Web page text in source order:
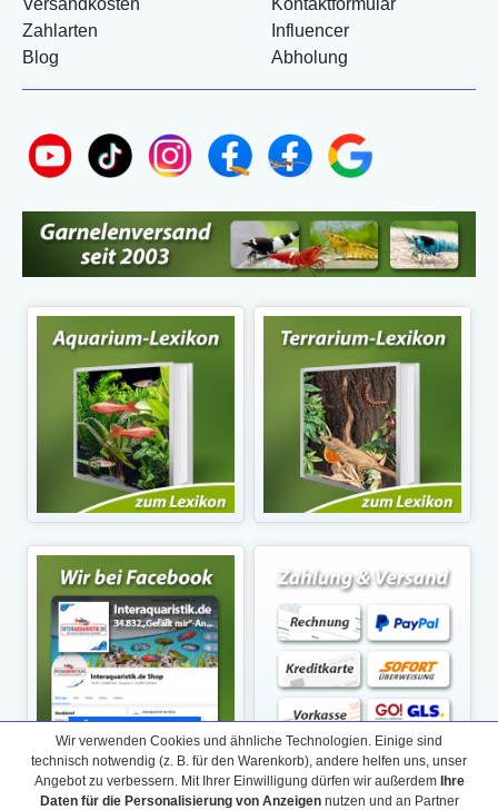
Zahlarten
Blog
Influencer
Abholung
Wir verwenden Cookies und ähnliche Technologien. Einige sind
technisch notwendig (z. B. für den Warenkorb), andere helfen uns, unser
Angebot zu verbessern. Mit Ihrer Einwilligung dürfen wir außerdem Ihre
Daten für die Personalisierung von Anzeigennutzen und an Partner